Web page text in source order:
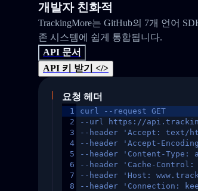
개발자 친화적
TrackingMore는 GitHub의 7개 언어
존 시스템에 쉽게 통합됩니다.
API 문서
API 키 받기 </>
요청 헤더
1
2
3
4
5
6
7
8
curl --request GET
--url https://
--header 'Accept: text/
--header 'Accept-
--header 'Content-Type:
--header 'Cache-Control:
--header 'Host:
--header 'Connection: